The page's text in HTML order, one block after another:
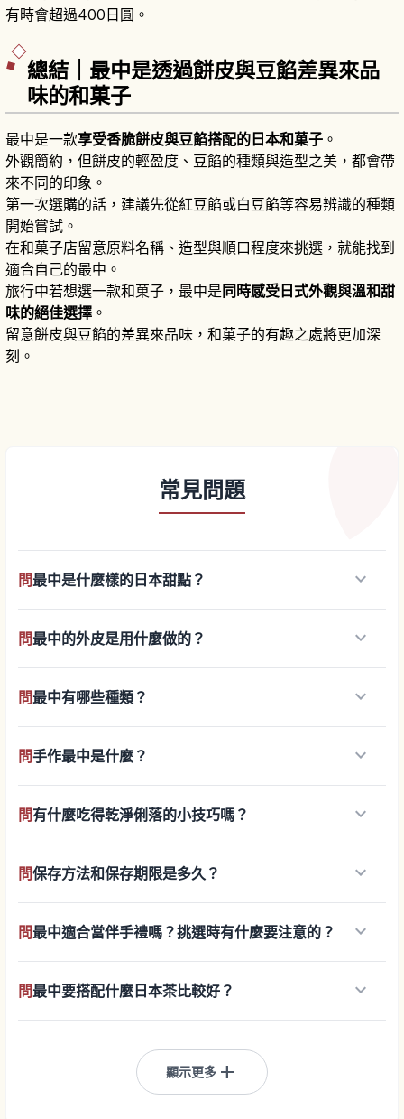
有時會超過400日圓。
總結｜最中是透過餅皮與豆餡差異來品
味的和菓子
最中是一款享受香脆餅皮與豆餡搭配的日本和菓子 。
外觀簡約，但餅皮的輕盈度、豆餡的種類與造型之美，都會帶
來不同的印象。
第一次選購的話，建議先從紅豆餡或白豆餡等容易辨識的種類
開始嘗試。
在和菓子店留意原料名稱、造型與順口程度來挑選，就能找到
適合自己的最中。
旅行中若想選一款和菓子，最中是同時感受日式外觀與溫和甜
味的絕佳選擇 。
留意餅皮與豆餡的差異來品味，和菓子的有趣之處將更加深
刻。
常見問題
問最中是什麼樣的日本甜點？ keyboard_arrow_down
問最中的外皮是用什麼做的？ keyboard_arrow_down
問最中有哪些種類？ keyboard_arrow_down
問手作最中是什麼？ keyboard_arrow_down
問有什麼吃得乾淨俐落的小技巧嗎？ keyboard_arrow_down
問保存方法和保存期限是多久？ keyboard_arrow_down
問最中適合當伴手禮嗎？挑選時有什麼要注意的？ keyboard_arrow_down
問最中要搭配什麼日本茶比較好？ keyboard_arrow_down
顯示更多 add